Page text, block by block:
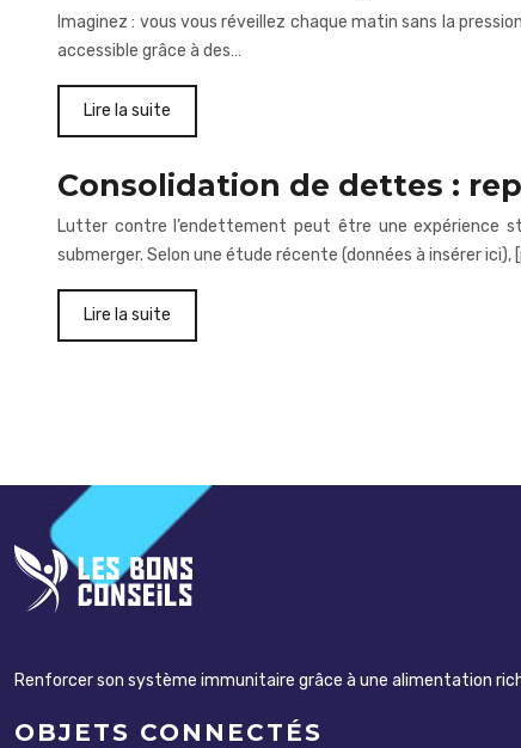
Imaginez : vous vous réveillez chaque matin sans la
accessible grâce à des…
Lire la suite
Consolidation de dettes :
Lutter contre l’endettement peut être une expérience
submerger. Selon une étude récente (données à insérer
Lire la suite
Renforcer son système immunitaire grâce à une alimentation
OBJETS CONNECTÉS